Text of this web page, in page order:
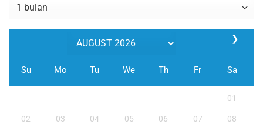
❯
Su Mo Tu We Th Fr Sa
01
02 03 04 05 06 07 08